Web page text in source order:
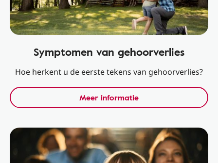
Symptomen van gehoorverlies
Hoe herkent u de eerste tekens van gehoorverlies?
Meer informatie